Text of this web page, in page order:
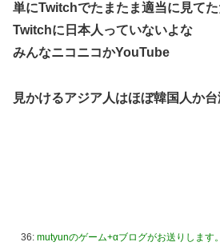
単にTwitchでたまたま適当に見てた
Twitchに日本人っていないよな
みんなニコニコかYouTube
見かけるアジア人はほぼ韓国人か台
36: mutyunのゲーム+αブログがお送りします。